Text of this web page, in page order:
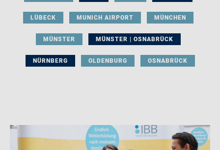
LÜBECK MUNICH AIRPORT MÜNCHEN
MÜNSTER MÜNSTER | OSNABRÜCK
NÜRNBERG OLDENBURG OSNABRÜCK